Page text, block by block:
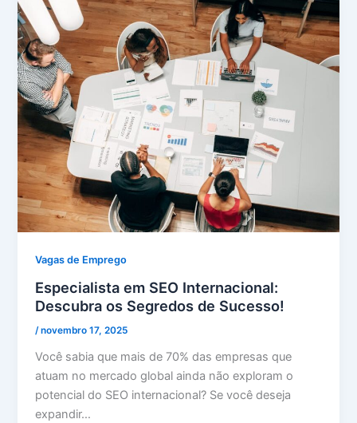
Vagas de Emprego
Especialista em SEO Internacional:
Descubra os Segredos de Sucesso!
/novembro 17, 2025
Você sabia que mais de 70% das empresas que
atuam no mercado global ainda não exploram o
potencial do SEO internacional? Se você deseja
expandir…